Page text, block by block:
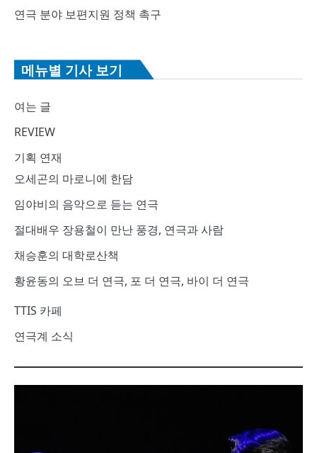
연극 분야 보편지원 정책 촉구
메뉴별 기사 보기
여는 글
REVIEW
기획 연재
오세곤의 마로니에 한담
임야비의 음악으로 듣는 연극
절대배우 장용철이 만난 풍경, 연극과 사람
채승훈의 대학로산책
황윤동의 오브 더 연극, 포 더 연극, 바이 더 연극
TTIS 카페
연극계 소식